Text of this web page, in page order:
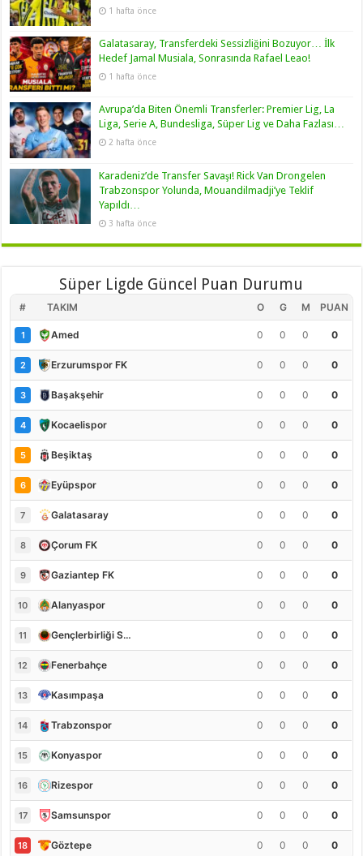
1 hafta önce
Galatasaray, Transferdeki Sessizliğini Bozuyor… İlk
Hedef Jamal Musiala, Sonrasında Rafael Leao!
1 hafta önce
Avrupa’da Biten Önemli Transferler: Premier Lig, La
Liga, Serie A, Bundesliga, Süper Lig ve Daha Fazlası…
2 hafta önce
Karadeniz’de Transfer Savaşı! Rick Van Drongelen
Trabzonspor Yolunda, Mouandilmadji’ye Teklif
Yapıldı…
3 hafta önce
Süper Ligde Güncel Puan Durumu
# TAKIM O G M PUAN
1 Amed 0 0 0 0
2 Erzurumspor FK 0 0 0 0
3 Başakşehir 0 0 0 0
4 Kocaelispor 0 0 0 0
5 Beşiktaş 0 0 0 0
6 Eyüpspor 0 0 0 0
7 Galatasaray 0 0 0 0
8 Çorum FK 0 0 0 0
9 Gaziantep FK 0 0 0 0
10 Alanyaspor 0 0 0 0
11 Gençlerbirliği S.K. 0 0 0 0
12 Fenerbahçe 0 0 0 0
13 Kasımpaşa 0 0 0 0
14 Trabzonspor 0 0 0 0
15 Konyaspor 0 0 0 0
16 Rizespor 0 0 0 0
17 Samsunspor 0 0 0 0
18 Göztepe 0 0 0
0